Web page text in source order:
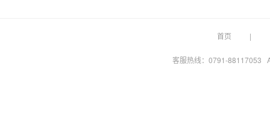
首页
客服热线：0791-88117053